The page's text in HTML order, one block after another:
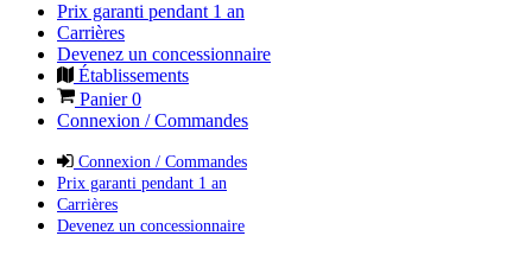
Prix garanti pendant 1 an
Carrières
Devenez un concessionnaire
Établissements
Panier0
Connexion / Commandes
Connexion / Commandes
Prix garanti pendant 1 an
Carrières
Devenez un concessionnaire